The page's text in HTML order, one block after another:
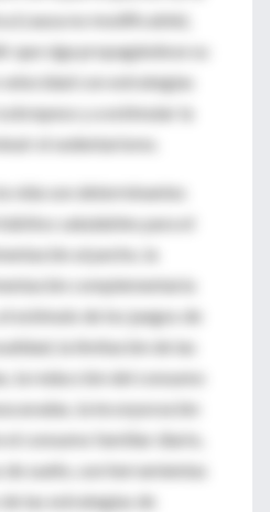
(causa no modificable),
que siga propagándose su
con estrategias
y a estimular la
el sedentarismo.
vida son determinantes
saludables para el
al pecho, la
complementaria
estímulo de los juegos de
la limitación de las
la reducción del consumo
la incorporación
consumo familiar diario,
de sueño, son herramientas
las estrategias de